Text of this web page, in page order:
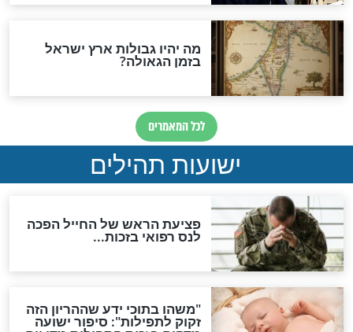
להמתקת הדינים וביטול
גזרות
סגולת ע"ב שמות הקודש